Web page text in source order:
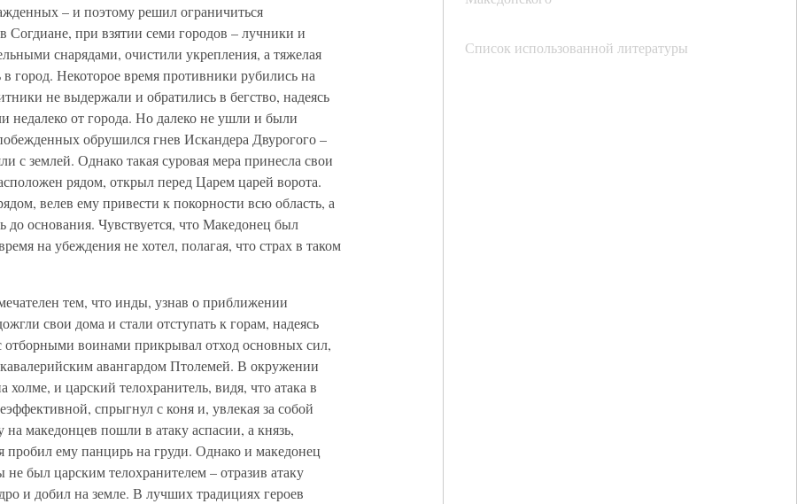
Список использованной литературы
– и поэтому решил ограничиться
Согдиане, при взятии семи городов – лучники и
снарядами, очистили укрепления, а тяжелая
город. Некоторое время противники рубились на
не выдержали и обратились в бегство, надеясь
недалеко от города. Но далеко не ушли и были
обрушился гнев Искандера Двурогого –
с землей. Однако такая суровая мера принесла свои
рядом, открыл перед Царем царей ворота.
велев ему привести к покорности всю область, а
до основания. Чувствуется, что Македонец был
на убеждения не хотел, полагая, что страх в таком
тем, что инды, узнав о приближении
свои дома и стали отступать к горам, надеясь
отборными воинами прикрывал отход основных сил,
авангардом Птолемей. В окружении
и царский телохранитель, видя, что атака в
спрыгнул с коня и, увлекая за собой
македонцев пошли в атаку аспасии, а князь,
пробил ему панцирь на груди. Однако и македонец
был царским телохранителем – отразив атаку
и добил на земле. В лучших традициях героев